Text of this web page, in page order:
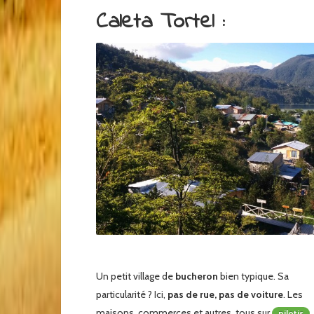
Caleta Tortel :
Un petit village de bucheron bien typique. Sa
particularité ? Ici, pas de rue, pas de voiture. Les